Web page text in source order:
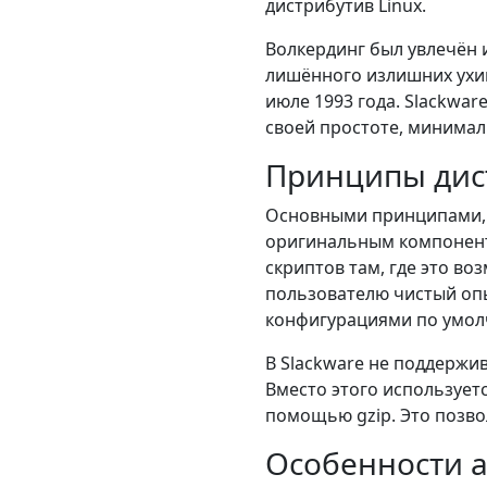
дистрибутив Linux.
Волкердинг был увлечён
лишённого излишних
июле 1993 года.
своей простоте,
Принципы
Основными принципами,
оригинальным
скриптов там, где это
пользователю чистый
конфигурациями по
В Slackware не
Вместо этого
помощью gzip. Это
Особенности